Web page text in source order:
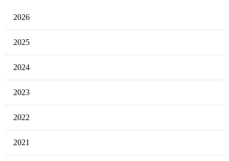
2026
2025
2024
2023
2022
2021